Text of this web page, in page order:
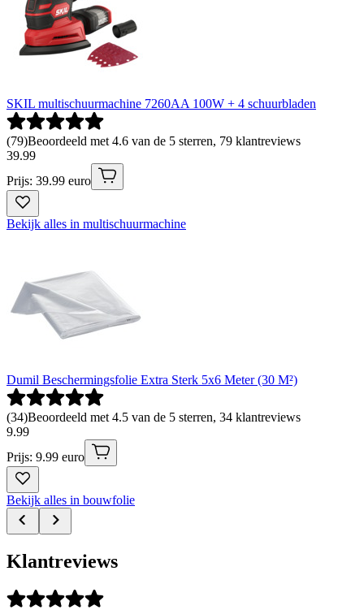
SKIL multischuurmachine 7260AA 100W + 4 schuurbladen
(79)Beoordeeld met 4.6 van de 5 sterren, 79 klantreviews
39.99
Prijs: 39.99 euro
Bekijk alles in multischuurmachine
Dumil Beschermingsfolie Extra Sterk 5x6 Meter (30 M²)
(34)Beoordeeld met 4.5 van de 5 sterren, 34 klantreviews
9.99
Prijs: 9.99 euro
Bekijk alles in bouwfolie
Klantreviews